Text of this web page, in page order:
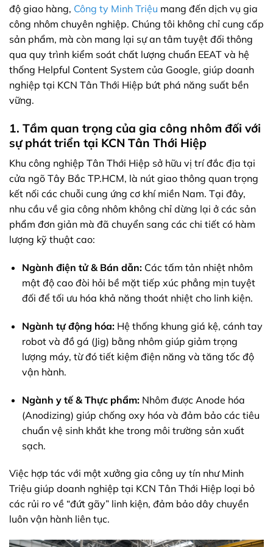
độ giao hàng, Công ty Minh Triệu mang đến dịch vụ gia
công nhôm chuyên nghiệp. Chúng tôi không chỉ cung cấp
sản phẩm, mà còn mang lại sự an tâm tuyệt đối thông
qua quy trình kiểm soát chất lượng chuẩn EEAT và hệ
thống Helpful Content System của Google, giúp doanh
nghiệp tại KCN Tân Thới Hiệp bứt phá năng suất bền
vững.
1. Tầm quan trọng của gia công nhôm đối với
sự phát triển tại KCN Tân Thới Hiệp
Khu công nghiệp Tân Thới Hiệp sở hữu vị trí đắc địa tại
cửa ngõ Tây Bắc TP.HCM, là nút giao thông quan trọng
kết nối các chuỗi cung ứng cơ khí miền Nam. Tại đây,
nhu cầu về gia công nhôm không chỉ dừng lại ở các sản
phẩm đơn giản mà đã chuyển sang các chi tiết có hàm
lượng kỹ thuật cao:
Ngành điện tử & Bán dẫn:Các tấm tản nhiệt nhôm
mật độ cao đòi hỏi bề mặt tiếp xúc phẳng mịn tuyệt
đối để tối ưu hóa khả năng thoát nhiệt cho linh kiện.
Ngành tự động hóa:Hệ thống khung giá kệ, cánh tay
robot và đồ gá (Jig) bằng nhôm giúp giảm trọng
lượng máy, từ đó tiết kiệm điện năng và tăng tốc độ
vận hành.
Ngành y tế & Thực phẩm:Nhôm được Anode hóa
(Anodizing) giúp chống oxy hóa và đảm bảo các tiêu
chuẩn vệ sinh khắt khe trong môi trường sản xuất
sạch.
Việc hợp tác với một xưởng gia công uy tín như Minh
Triệu giúp doanh nghiệp tại KCN Tân Thới Hiệp loại bỏ
các rủi ro về “đứt gãy” linh kiện, đảm bảo dây chuyền
luôn vận hành liên tục.